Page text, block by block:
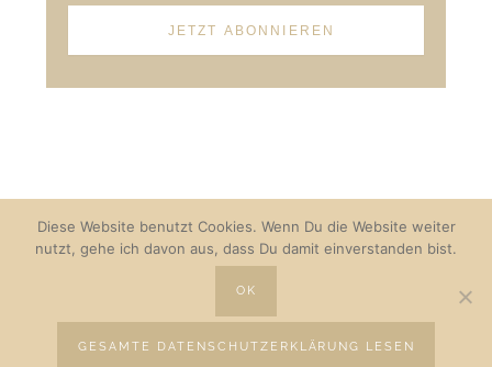
Diese Website benutzt Cookies. Wenn Du die Website weiter
nutzt, gehe ich davon aus, dass Du damit einverstanden bist.
OK
GESAMTE DATENSCHUTZERKLÄRUNG LESEN